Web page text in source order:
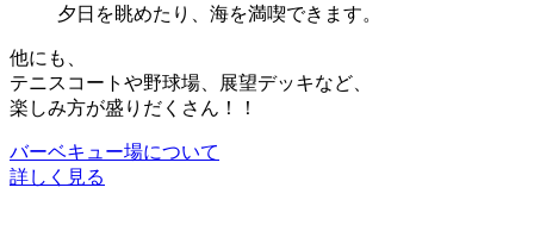
夕日を眺めたり、海を満喫できます。
他にも、
テニスコートや野球場、展望デッキなど、
楽しみ方が盛りだくさん！！
バーベキュー場について
詳しく見る